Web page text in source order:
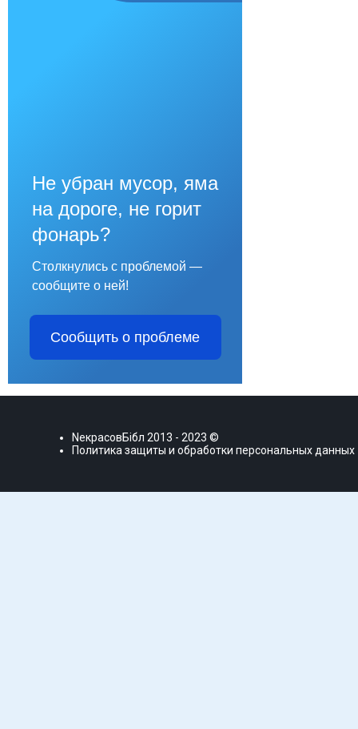
Не убран мусор, яма
на дороге, не горит
фонарь?
Столкнулись с проблемой —
сообщите о ней!
Сообщить о проблеме
NекрасовБiбл 2013 - 2023 ©
Политика защиты и обработки персональных данных